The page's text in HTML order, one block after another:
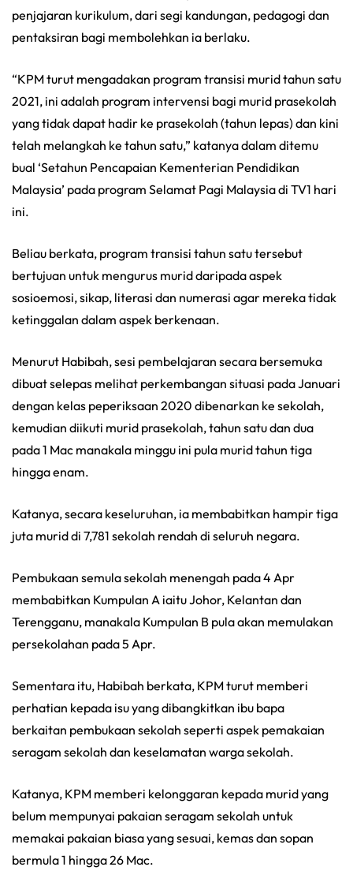
penjajaran kurikulum, dari segi kandungan, pedagogi dan
pentaksiran bagi membolehkan ia berlaku.
“KPM turut mengadakan program transisi murid tahun satu
2021, ini adalah program intervensi bagi murid prasekolah
yang tidak dapat hadir ke prasekolah (tahun lepas) dan kini
telah melangkah ke tahun satu,” katanya dalam ditemu
bual ‘Setahun Pencapaian Kementerian Pendidikan
Malaysia’ pada program Selamat Pagi Malaysia di TV1 hari
ini.
Beliau berkata, program transisi tahun satu tersebut
bertujuan untuk mengurus murid daripada aspek
sosioemosi, sikap, literasi dan numerasi agar mereka tidak
ketinggalan dalam aspek berkenaan.
Menurut Habibah, sesi pembelajaran secara bersemuka
dibuat selepas melihat perkembangan situasi pada Januari
dengan kelas peperiksaan 2020 dibenarkan ke sekolah,
kemudian diikuti murid prasekolah, tahun satu dan dua
pada 1 Mac manakala minggu ini pula murid tahun tiga
hingga enam.
Katanya, secara keseluruhan, ia membabitkan hampir tiga
juta murid di 7,781 sekolah rendah di seluruh negara.
Pembukaan semula sekolah menengah pada 4 Apr
membabitkan Kumpulan A iaitu Johor, Kelantan dan
Terengganu, manakala Kumpulan B pula akan memulakan
persekolahan pada 5 Apr.
Sementara itu, Habibah berkata, KPM turut memberi
perhatian kepada isu yang dibangkitkan ibu bapa
berkaitan pembukaan sekolah seperti aspek pemakaian
seragam sekolah dan keselamatan warga sekolah.
Katanya, KPM memberi kelonggaran kepada murid yang
belum mempunyai pakaian seragam sekolah untuk
memakai pakaian biasa yang sesuai, kemas dan sopan
bermula 1 hingga 26 Mac.